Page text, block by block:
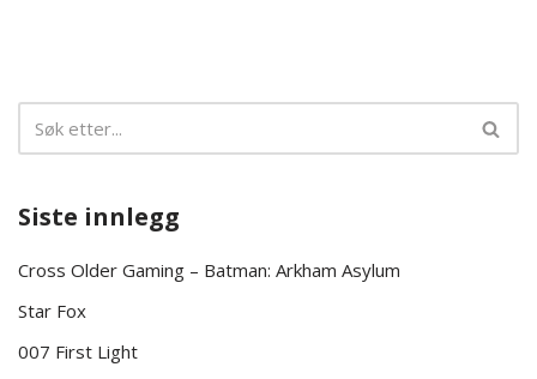
Siste innlegg
Cross Older Gaming – Batman: Arkham Asylum
Star Fox
007 First Light